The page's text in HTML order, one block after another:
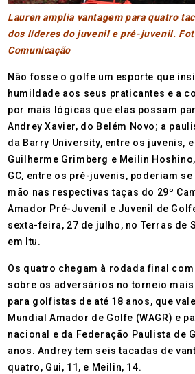
Lauren amplia vantagem para quatro
dos líderes do juvenil e pré-juvenil.
Comunicação
Não fosse o golfe um esporte que
humildade aos seus praticantes e a
por mais lógicas que elas possam
Andrey Xavier, do Belém Novo; a
da Barry University, entre os juvenis,
Guilherme Grimberg e Meilin
GC, entre os pré-juvenis, poderiam
mão nas respectivas taças do 29º
Amador Pré-Juvenil e Juvenil de
sexta-feira, 27 de julho, no Terras de
em Itu.
Os quatro chegam à rodada final
sobre os adversários no torneio
para golfistas de até 18 anos, que
Mundial Amador de Golfe (WAGR) e
nacional e da Federação Paulista de
anos. Andrey tem seis tacadas de
quatro, Gui, 11, e Meilin, 14.